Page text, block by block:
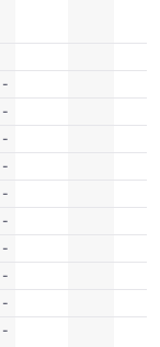
-
-
-
-
-
-
-
-
-
-